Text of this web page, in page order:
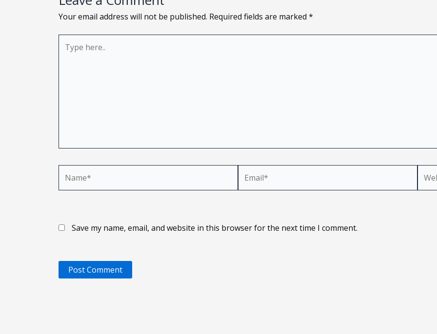
Your email address will not be published. Required fields are marked *
here..
Save my name, email, and website in this browser for the next time I comment.